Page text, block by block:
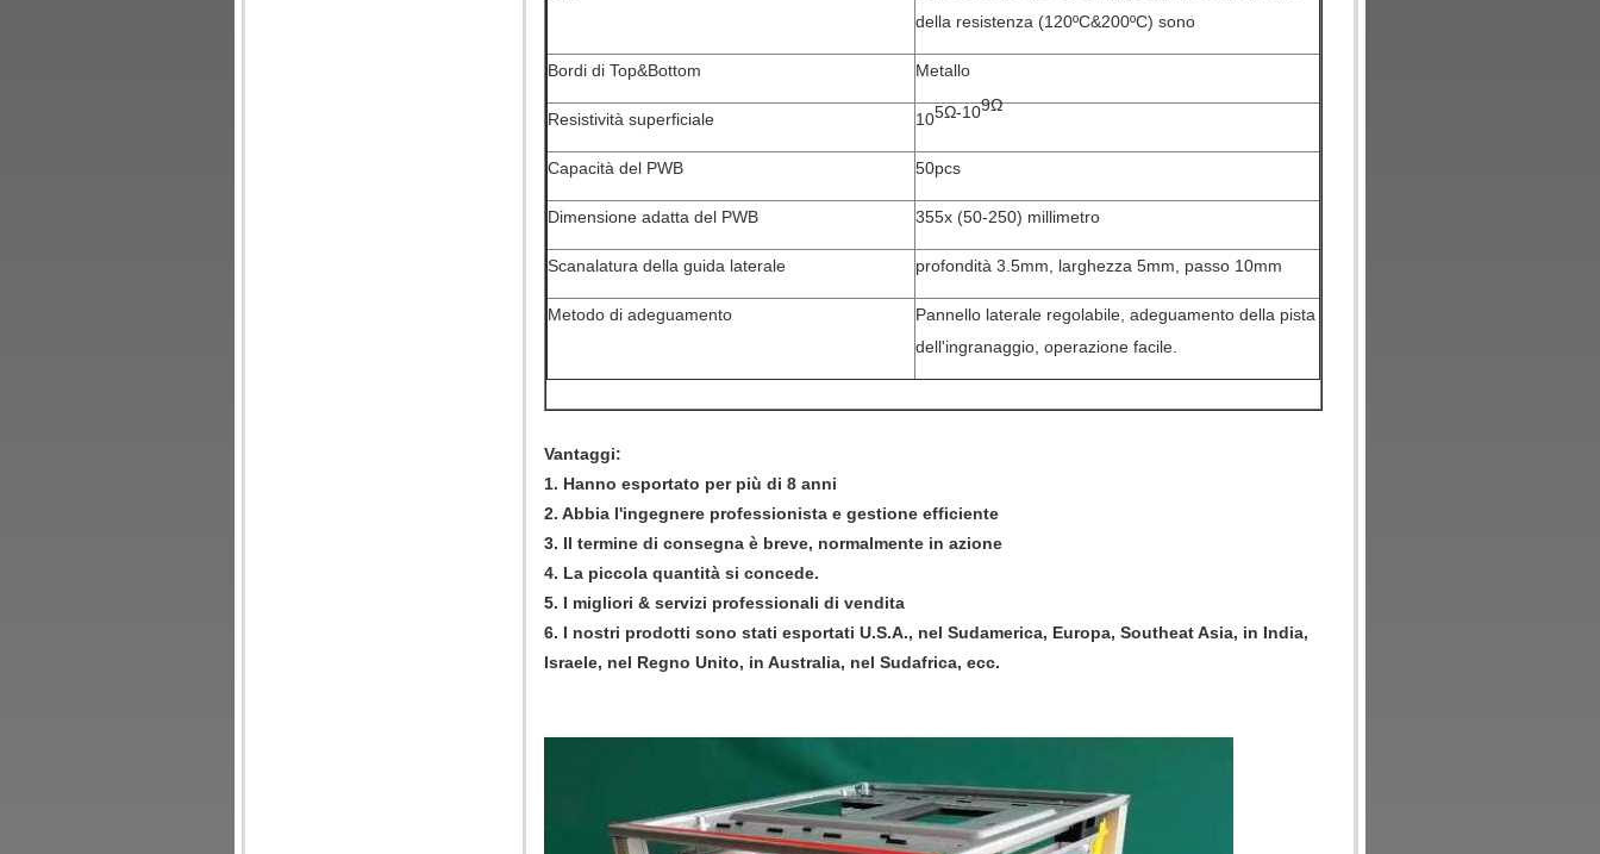
della resistenza (120ºC&200ºC) sono
Bordi di Top&Bottom Metallo
Resistività superficiale 105Ω-109Ω
Capacità del PWB 50pcs
Dimensione adatta del PWB 355x (50-250) millimetro
Scanalatura della guida laterale profondità 3.5mm, larghezza 5mm, passo 10mm
Metodo di adeguamento Pannello laterale regolabile, adeguamento della pista
dell'ingranaggio, operazione facile.
Vantaggi:
1. Hanno esportato per più di 8 anni
2. Abbia l'ingegnere professionista e gestione efficiente
3. Il termine di consegna è breve, normalmente in azione
4. La piccola quantità si concede.
5. I migliori & servizi professionali di vendita
6. I nostri prodotti sono stati esportati U.S.A., nel Sudamerica, Europa, Southeat Asia, in India,
Israele, nel Regno Unito, in Australia, nel Sudafrica, ecc.